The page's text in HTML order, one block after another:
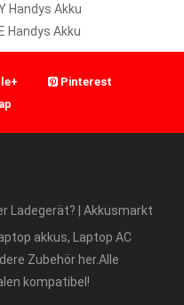
Handys Akku
Handys Akku
Pinterest
Ladegerät? | Akkusmarkt
akkus, Laptop AC
Zubehör her.Alle
kompatibel!